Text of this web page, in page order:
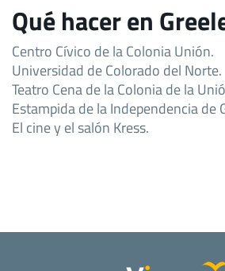
Qué hacer en
Centro Cívico de la Colonia Unión.
Universidad de Colorado del Norte.
Teatro Cena de la Colonia de la
Estampida de la Independencia de
El cine y el salón Kress.